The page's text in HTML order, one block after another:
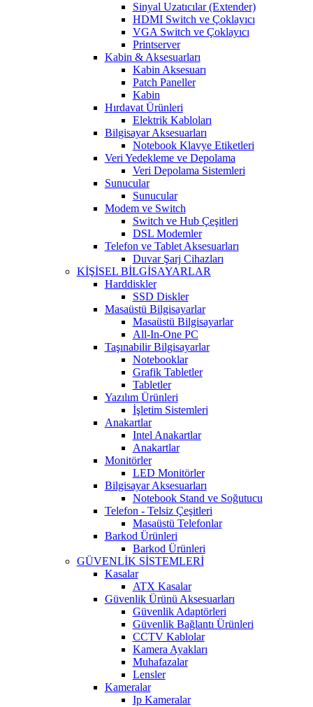
Sinyal Uzatıcılar (Extender)
HDMI Switch ve Çoklayıcı
VGA Switch ve Çoklayıcı
Printserver
Kabin & Aksesuarları
Kabin Aksesuarı
Patch Paneller
Kabin
Hırdavat Ürünleri
Elektrik Kabloları
Bilgisayar Aksesuarları
Notebook Klavye Etiketleri
Veri Yedekleme ve Depolama
Veri Depolama Sistemleri
Sunucular
Sunucular
Modem ve Switch
Switch ve Hub Çeşitleri
DSL Modemler
Telefon ve Tablet Aksesuarları
Duvar Şarj Cihazları
KİŞİSEL BİLGİSAYARLAR
Harddiskler
SSD Diskler
Masaüstü Bilgisayarlar
Masaüstü Bilgisayarlar
All-In-One PC
Taşınabilir Bilgisayarlar
Notebooklar
Grafik Tabletler
Tabletler
Yazılım Ürünleri
İşletim Sistemleri
Anakartlar
Intel Anakartlar
Anakartlar
Monitörler
LED Monitörler
Bilgisayar Aksesuarları
Notebook Stand ve Soğutucu
Telefon - Telsiz Çeşitleri
Masaüstü Telefonlar
Barkod Ürünleri
Barkod Ürünleri
GÜVENLİK SİSTEMLERİ
Kasalar
ATX Kasalar
Güvenlik Ürünü Aksesuarları
Güvenlik Adaptörleri
Güvenlik Bağlantı Ürünleri
CCTV Kablolar
Kamera Ayakları
Muhafazalar
Lensler
Kameralar
Ip Kameralar